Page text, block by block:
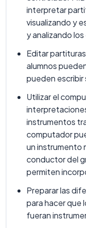
interpretar
visualizando y
y analizando
Editar
alumnos
pueden escribir
Utilizar el
instrumentos
computador
un instrumento
conductor del
permiten
Preparar las
para hacer que
fueran